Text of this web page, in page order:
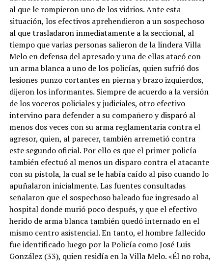
al que le rompieron uno de los vidrios. Ante esta
situación, los efectivos aprehendieron a un sospechoso
al que trasladaron inmediatamente a la seccional, al
tiempo que varias personas salieron de la lindera Villa
Melo en defensa del apresado y una de ellas atacó con
un arma blanca a uno de los policías, quien sufrió dos
lesiones punzo cortantes en pierna y brazo izquierdos,
dijeron los informantes. Siempre de acuerdo a la versión
de los voceros policiales y judiciales, otro efectivo
intervino para defender a su compañero y disparó al
menos dos veces con su arma reglamentaria contra el
agresor, quien, al parecer, también arremetió contra
este segundo oficial. Por ello es que el primer policía
también efectuó al menos un disparo contra el atacante
con su pistola, la cual se le había caído al piso cuando lo
apuñalaron inicialmente. Las fuentes consultadas
señalaron que el sospechoso baleado fue ingresado al
hospital donde murió poco después, y que el efectivo
herido de arma blanca también quedó internado en el
mismo centro asistencial. En tanto, el hombre fallecido
fue identificado luego por la Policía como José Luis
González (33), quien residía en la Villa Melo. «Él no roba,